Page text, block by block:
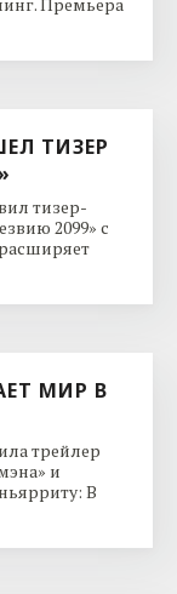
ТИЗЕР
тизер-
2099» с
МИР В
трейлер
и
В